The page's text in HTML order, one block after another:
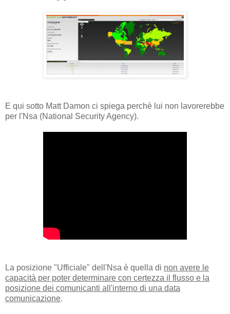
E qui sotto Matt Damon ci spiega perchè lui non lavorerebbe
per l'Nsa (National Security Agency).
La posizione "Ufficiale" dell'Nsa è quella di non avere le
capacità per poter determinare con certezza il flusso e la
posizione dei comunicanti all'interno di una data
comunicazione.